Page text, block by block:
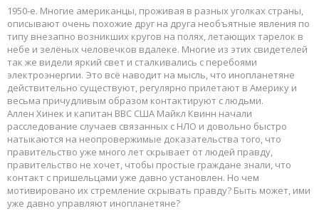
1950-е. Многие американцы, проживая в разных уголках страны,
описывают очень похожие друг на друга необъятные явления по
типу внезапно возникших кругов на полях, летающих тарелок в
небе и зелёных человечков вдалеке. Многие из этих свидетелей
так же видели яркий свет и сталкивались с перебоями
электроэнергии. Это всё наводит на мысль, что инопланетяне
действительно существуют, регулярно прилетают в Америку и
весьма причудливым образом контактируют с людьми.
Аллен Хинек и капитан ВВС США Майкл Квинн начали
расследование случаев связанных с НЛО и довольно быстро
натыкаются на неопровержимые доказательства того, что
правительство уже много лет скрывает от людей правду,
правительство не хочет, чтобы простые граждане знали, что
контакт с пришельцами уже давно установлен. Но чем
мотивировано их стремление скрывать правду? Быть может, ими
уже давно управляют инопланетяне?